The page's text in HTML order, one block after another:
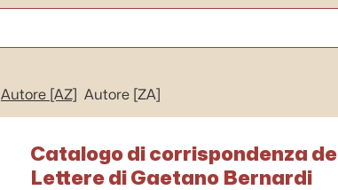
Autore [AZ] Autore [ZA]
Catalogo di corrispondenza
Lettere di Gaetano Bernardi